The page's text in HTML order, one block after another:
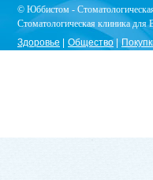
© Юббистом -
Стоматологическая клиника для
Здоровье
Общество